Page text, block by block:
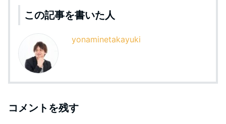
この記事を書いた人
yonaminetakayuki
コメントを残す